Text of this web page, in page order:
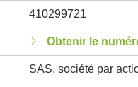
410299721
Obtenir le
SAS, société par